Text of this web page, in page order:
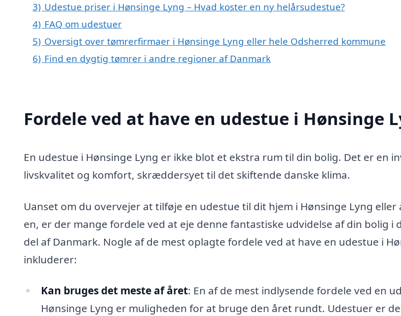
3) Udestue priser i Hønsinge Lyng – Hvad koster en ny helårsudestue?
4) FAQ om udestuer
5) Oversigt over tømrerfirmaer i Hønsinge Lyng eller hele Odsherred kommune
6) Find en dygtig tømrer i andre regioner af Danmark
Fordele ved at have en udestue i Hønsinge
En udestue i Hønsinge Lyng er ikke blot et ekstra rum til din bolig. Det er en
livskvalitet og komfort, skræddersyet til det skiftende danske klima.
Uanset om du overvejer at tilføje en udestue til dit hjem i Hønsinge Lyng eller
en, er der mange fordele ved at eje denne fantastiske udvidelse af din bolig i
del af Danmark. Nogle af de mest oplagte fordele ved at have en udestue i
inkluderer:
Kan bruges det meste af året: En af de mest indlysende fordele ved en
Hønsinge Lyng er muligheden for at bruge den året rundt. Udestuer er